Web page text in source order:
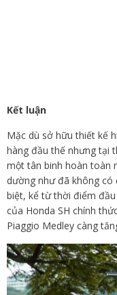
Kết luận
Mặc dù sở hữu thiết kế
hàng đầu thế nhưng tại
một tân binh hoàn toàn
dường như đã không
biệt, kể từ thời điểm
của Honda SH chính
Piaggio Medley càng